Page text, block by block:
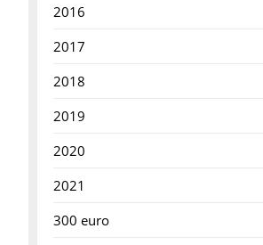
2016
2017
2018
2019
2020
2021
300 euro